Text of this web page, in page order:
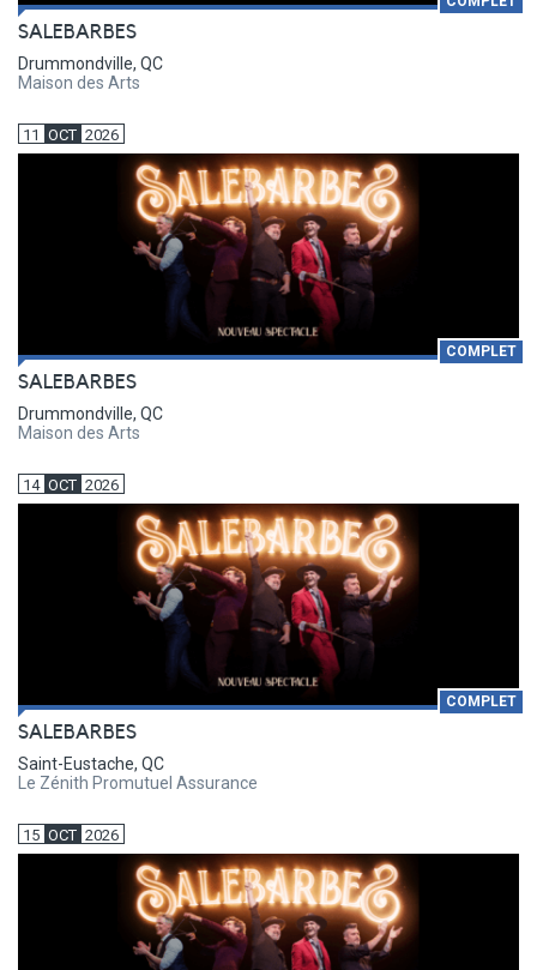
SALEBARBES
Drummondville, QC
Maison des Arts
11 OCT 2026
COMPLET
SALEBARBES
Drummondville, QC
Maison des Arts
14 OCT 2026
COMPLET
SALEBARBES
Saint-Eustache, QC
Le Zénith Promutuel Assurance
15 OCT 2026